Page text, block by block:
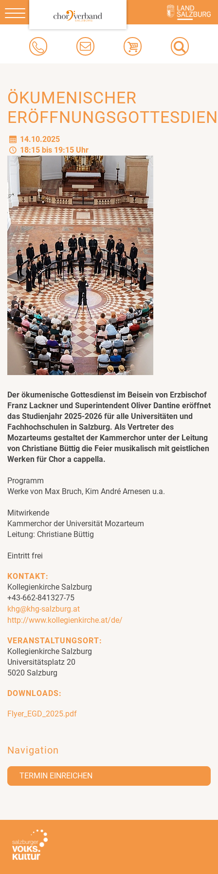
Toggle
navigation
ÖKUMENISCHER
14.10.2025
18:15 bis 19:15 Uhr
Der ökumenische Gottesdienst im Beisein von Erzbischof
Franz Lackner und Superintendent Oliver Dantine eröffnet
das Studienjahr 2025-2026 für alle Universitäten und
Fachhochschulen in Salzburg. Als Vertreter des
Mozarteums gestaltet der Kammerchor unter der Leitung
von Christiane Büttig die Feier musikalisch mit geistlichen
Werken für Chor a cappella.
Programm
Werke von Max Bruch, Kim André Arnesen u.a.
Mitwirkende
Kammerchor der Universität Mozarteum
Leitung: Christiane Büttig
Eintritt frei
KONTAKT:
Kollegienkirche Salzburg
+43-662-841327-75
khg@khg-salzburg.at
http://www.kollegienkirche.at/de/
VERANSTALTUNGSORT:
Kollegienkirche Salzburg
Universitätsplatz 20
5020 Salzburg
DOWNLOADS:
Flyer_EGD_2025.pdf
Navigation
TERMIN EINREICHEN